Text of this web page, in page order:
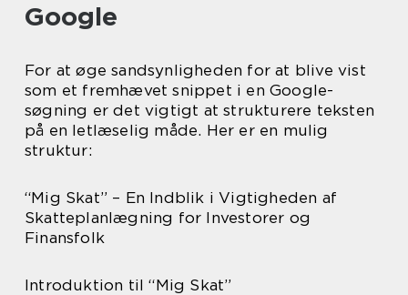
Google
For at øge sandsynligheden for at blive vist
som et fremhævet snippet i en Google-
søgning er det vigtigt at strukturere teksten
på en letlæselig måde. Her er en mulig
struktur:
“Mig Skat” – En Indblik i Vigtigheden af
Skatteplanlægning for Investorer og
Finansfolk
Introduktion til “Mig Skat”